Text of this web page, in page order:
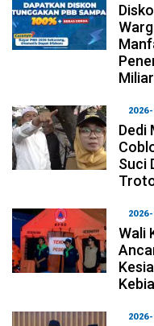
Miliar
Dedi
Suci
Wali